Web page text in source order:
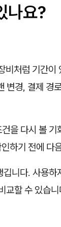
나요?
처럼 기간
변경, 결제 경
을 다시 볼
하기 전에 다
니다. 사용
교할 수 있습